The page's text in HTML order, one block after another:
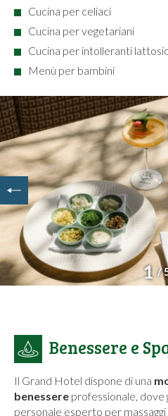
Cucina per celiaci
Cucina per vegetariani
Cucina per intolleranti
Menù per bambini
1 /
Benessere e
Il Grand Hotel dispone di una
benessere professionale, dove
personale esperto per